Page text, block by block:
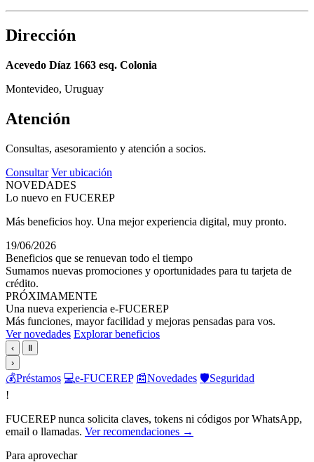
Dirección
Acevedo Díaz 1663 esq. Colonia
Montevideo, Uruguay
Atención
Consultas, asesoramiento y atención a socios.
Consultar Ver ubicación
NOVEDADES
Lo nuevo en FUCEREP
Más beneficios hoy. Una mejor experiencia digital, muy pronto.
19/06/2026
Beneficios que se renuevan todo el tiempo
Sumamos nuevas promociones y oportunidades para tu tarjeta de
crédito.
PRÓXIMAMENTE
Una nueva experiencia e-FUCEREP
Más funciones, mayor facilidad y mejoras pensadas para vos.
Ver novedades Explorar beneficios
‹
Ⅱ
›
💰Préstamos 💻e-FUCEREP 📰Novedades 🛡️Seguridad
!
FUCEREP nunca solicita claves, tokens ni códigos por WhatsApp,
email o llamadas. Ver recomendaciones →
Para aprovechar